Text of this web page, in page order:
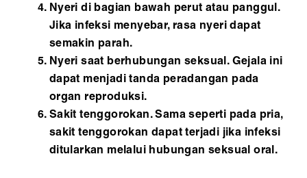
Nyeri di bagian bawah perut atau panggul.
Jika infeksi menyebar, rasa nyeri dapat
semakin parah.
Nyeri saat berhubungan seksual. Gejala ini
dapat menjadi tanda peradangan pada
organ reproduksi.
Sakit tenggorokan. Sama seperti pada pria,
sakit tenggorokan dapat terjadi jika infeksi
ditularkan melalui hubungan seksual oral.